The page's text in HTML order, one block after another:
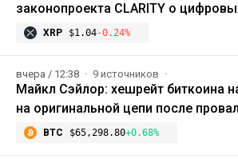
законопроекта CLARITY о
XRP $1.04-0.24%
вчера / 12:38 9 источников
Майкл Сэйлор: хешрейт биткоина
на оригинальной цепи после
BTC $65,298.80+0.68%